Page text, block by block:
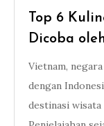
Top 6
Dicoba
Vietnam,
dengan
destinasi wisata